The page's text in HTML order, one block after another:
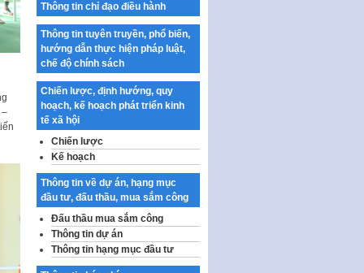
–
Quy định về quản lý website
thương mại điện tử
Nghị quyết quy định điều kiện,
thủ tục tặng, thu hồi danh hiệu
"Công dân danh dự…
Nghị quyết quy định một số
chính sách thúc đẩy nghiên cứu
khoa học, phát triển công…
Nghị quyết công bố Nghị quyết
quy phạm pháp luật của HĐND
Thành phố triển khai thi…
Nghị quyết ban hành quy chế
tiếp công dân của Thường trực
HĐND, đại biểu HĐND thành…
Nghị quyết về một số chính sách
Thông tin chỉ đạo điều hành
Thông tin tuyên truyền, phổ biến,
hướng dẫn thực hiện pháp luật,
chế độ chính sách
Chiến lược, định hướng, quy
hoạch, kế hoạch phát triển kinh
tế xã hội
Chiến lược
Kế hoạch
Thông tin về dự án, hạng mục
đầu tư, đấu thầu, mua sắm công
Đấu thầu mua sắm công
Thông tin dự án
Thông tin hạng mục đầu tư